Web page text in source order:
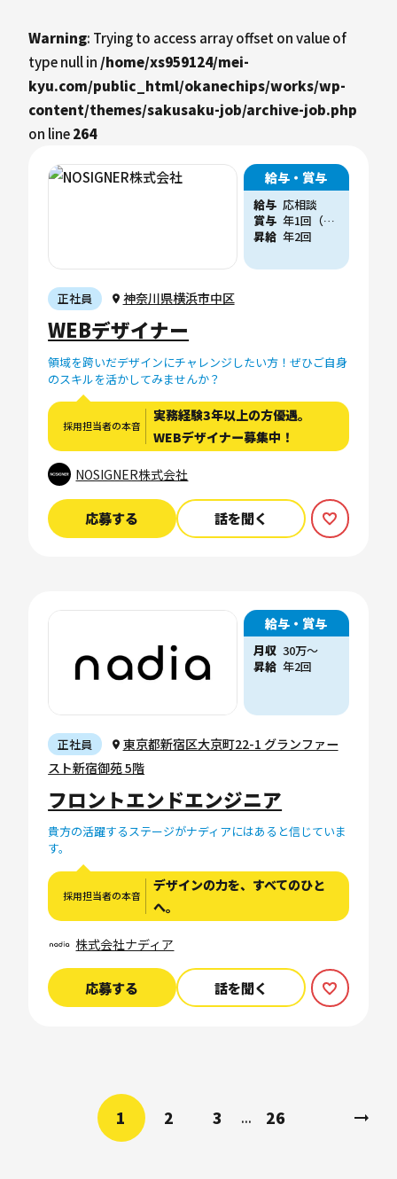
Warning: Trying to access array offset on value of
type null in /home/xs959124/mei-
kyu.com/public_html/okanechips/works/wp-
content/themes/sakusaku-job/archive-job.php
on line264
給与・賞与
給与 応相談
賞与
年1回（他、会社業績に応じた賞与支給実績あり）
昇給 年2回
正社員 神奈川県横浜市中区
WEBデザイナー
領域を跨いだデザインにチャレンジしたい方！ぜひご自身
のスキルを活かしてみませんか？
採用担当者の本音
実務経験3年以上の方優遇。
WEBデザイナー募集中！
NOSIGNER株式会社
応募する 話を聞く
給与・賞与
月収 30万〜
昇給 年2回
正社員
東京都新宿区大京町22-1 グランファー
スト新宿御苑 5階
フロントエンドエンジニア
貴方の活躍するステージがナディアにはあると信じていま
す。
採用担当者の本音
デザインの力を、すべてのひと
へ。
株式会社ナディア
応募する 話を聞く
1 2 3 ... 26